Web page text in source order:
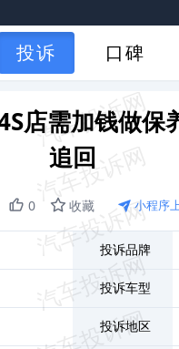
投诉 口碑
店需加钱做保
追回
0 收藏 小程序
投诉品牌
投诉车型
投诉地区